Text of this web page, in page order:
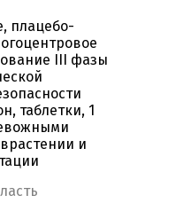
плацебо-
III фазы
таблетки, 1
и